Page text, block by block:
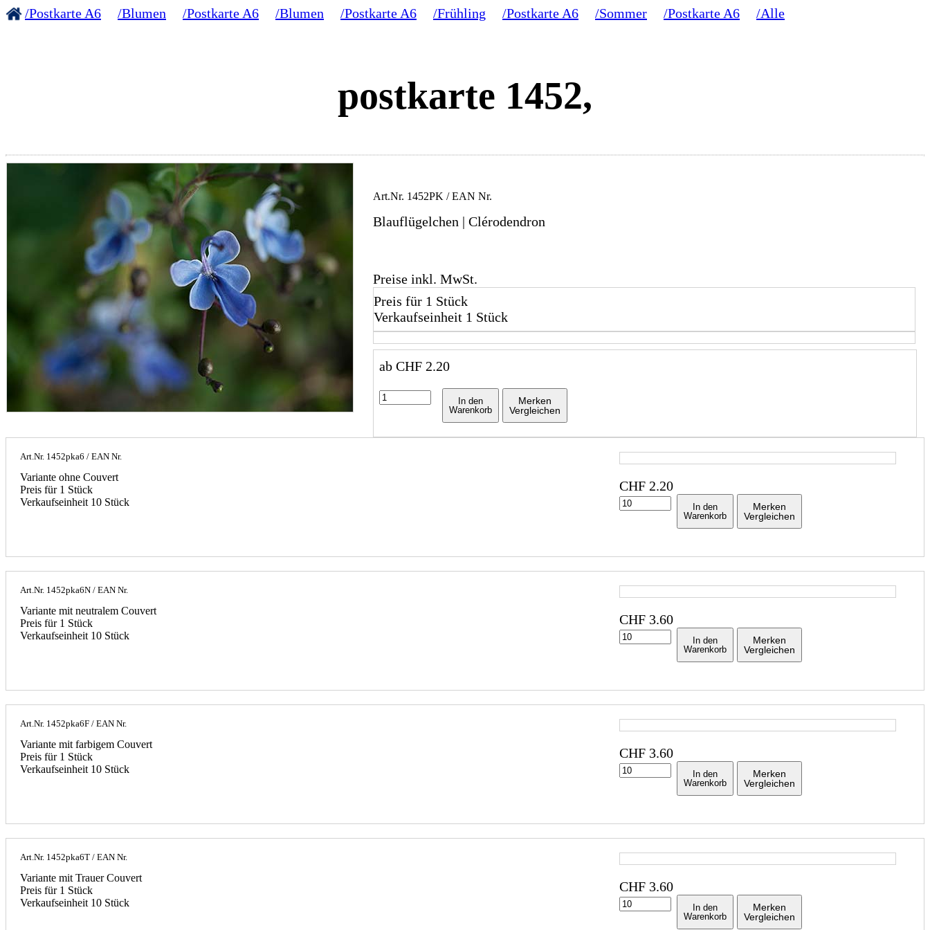
/Postkarte A6 /Blumen /Postkarte A6 /Blumen /Postkarte A6 /Frühling /Postkarte A6 /Sommer /Postkarte A6 /Alle
postkarte 1452,
Art.Nr. 1452PK / EAN Nr.
Blauflügelchen | Clérodendron
Preise inkl. MwSt.
Preis für 1 Stück
Verkaufseinheit 1 Stück
ab CHF 2.20
In den
Warenkorb
Merken
Vergleichen
Art.Nr. 1452pka6 / EAN Nr.
Variante ohne Couvert
Preis für 1 Stück
Verkaufseinheit 10 Stück
CHF 2.20
In den
Warenkorb
Merken
Vergleichen
Art.Nr. 1452pka6N / EAN Nr.
Variante mit neutralem Couvert
Preis für 1 Stück
Verkaufseinheit 10 Stück
CHF 3.60
In den
Warenkorb
Merken
Vergleichen
Art.Nr. 1452pka6F / EAN Nr.
Variante mit farbigem Couvert
Preis für 1 Stück
Verkaufseinheit 10 Stück
CHF 3.60
In den
Warenkorb
Merken
Vergleichen
Art.Nr. 1452pka6T / EAN Nr.
Variante mit Trauer Couvert
Preis für 1 Stück
Verkaufseinheit 10 Stück
CHF 3.60
In den
Warenkorb
Merken
Vergleichen